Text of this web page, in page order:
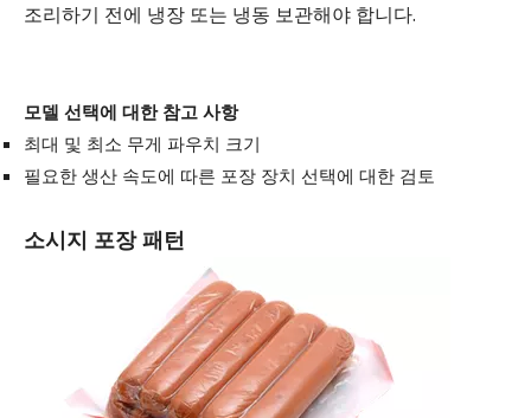
조리하기 전에 냉장 또는 냉동 보관해야 합니다.
모델 선택에 대한 참고 사항
최대 및 최소 무게 파우치 크기
필요한 생산 속도에 따른 포장 장치 선택에 대한 검토
소시지 포장 패턴